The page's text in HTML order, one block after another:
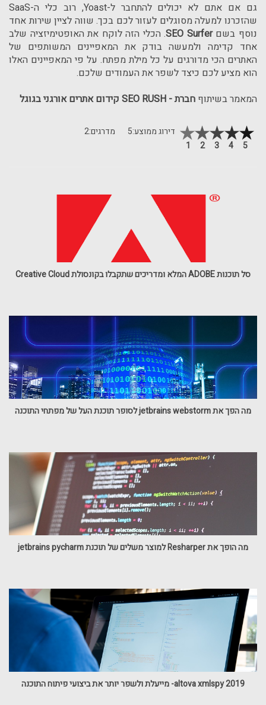
גם אם אתם לא יכולים להתחבר ל-Yoast, רוב כלי ה-SaaS
שהזכרנו למעלה מסוגלים לעזור לכם בכך. שווה לציין שירות אחד
נוסף בשםSEO Surfer. הכלי הזה לוקח את האופטימיזציה שלב
אחד קדימה ולמעשה בודק את המאפיינים המשותפים של
האתרים הכי מדורגים על כל מילת מפתח. על פי המאפיינים האלו
הוא מציע לכם כיצד לשפר את העמודים שלכם.
המאמר בשיתוף חברתSEO RUSH - קידום אתרים אורגני בגוגל
דירוג ממוצע:5 מדרגים:2
5
4
3
2
1
סל תוכנות ADOBE המלא ומדריכים שתקבלו בקונסולת Creative Cloud
מה הפך את jetbrains webstorm לסופר תוכנת העל של מפתחי התוכנה
מה הופך את Resharper למוצר משלים של תוכנת jetbrains pycharm
altova xmlspy 2019- מייעלת ולשפר יותר את ביצועי פיתוח התוכנה